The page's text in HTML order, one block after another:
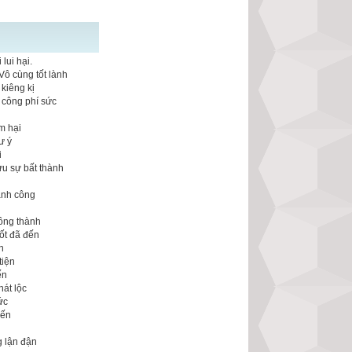
lui hại.
cùng tốt lành
kị
công phí sức
hại
ý
sự bất thành
công
thành
đã đến
lộc
lận đận